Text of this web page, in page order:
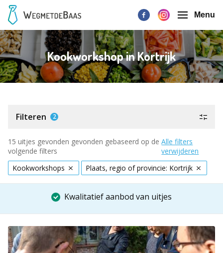
Menu
Kookworkshop in Kortrijk
Filteren 2
15 uitjes gevonden gevonden gebaseerd op de
volgende filters
Alle filters
verwijderen
Kookworkshops
Plaats, regio of provincie: Kortrijk
Kwalitatief aanbod van uitjes